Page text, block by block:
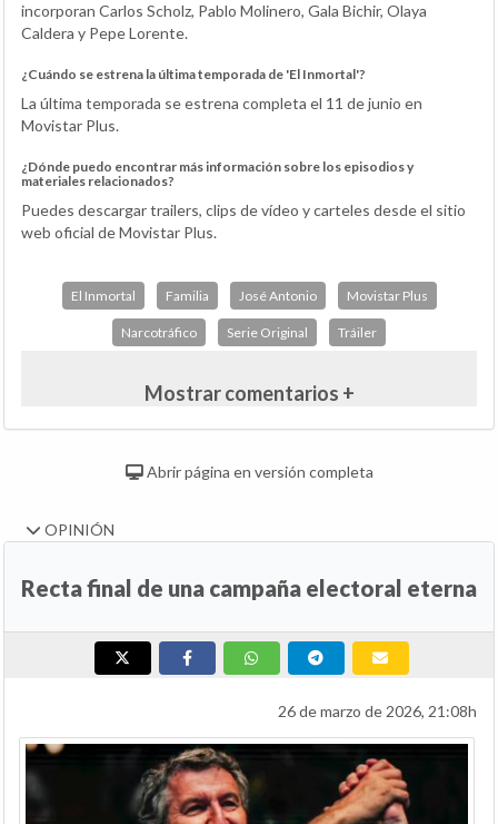
incorporan Carlos Scholz, Pablo Molinero, Gala Bichir, Olaya
Caldera y Pepe Lorente.
¿Cuándo se estrena la última temporada de 'El Inmortal'?
La última temporada se estrena completa el 11 de junio en
Movistar Plus.
¿Dónde puedo encontrar más información sobre los episodios y
materiales relacionados?
Puedes descargar trailers, clips de vídeo y carteles desde el sitio
web oficial de Movistar Plus.
El Inmortal Familia José Antonio Movistar Plus
Narcotráfico Serie Original Tráiler
Mostrar comentarios +
Abrir página en versión completa
OPINIÓN
Recta final de una campaña electoral eterna
26 de marzo de 2026, 21:08h